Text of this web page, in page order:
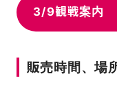
3/9観戦案内
販売時間、場